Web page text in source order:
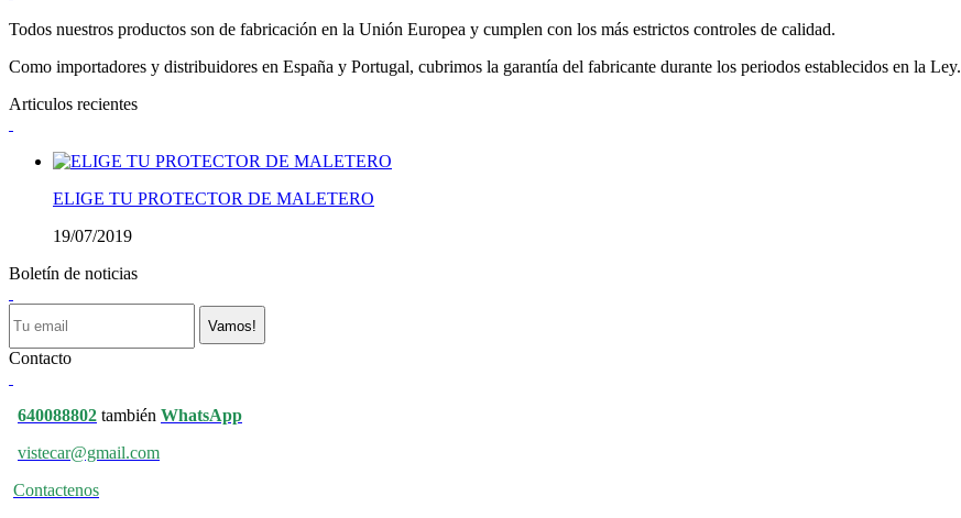
Todos nuestros productos son de fabricación en la Unión Europea y cumplen con los más estrictos controles de calidad.
Como importadores y distribuidores en España y Portugal, cubrimos la garantía del fabricante durante los periodos establecidos en la Ley.
Articulos recientes
ELIGE TU PROTECTOR DE MALETERO
19/07/2019
Boletín de noticias
Vamos!
Contacto
640088802 también WhatsApp
vistecar@gmail.com
Contactenos